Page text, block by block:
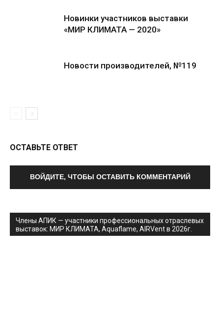
Новинки участников выставки
«МИР КЛИМАТА — 2020»
Новости производителей, №119
ОСТАВЬТЕ ОТВЕТ
ВОЙДИТЕ, ЧТОБЫ ОСТАВИТЬ КОММЕНТАРИЙ
Члены АПИК — участники профессиональных отраслевых
выставок: МИР КЛИМАТА, Aquaflame, AIRVent в 2026г.